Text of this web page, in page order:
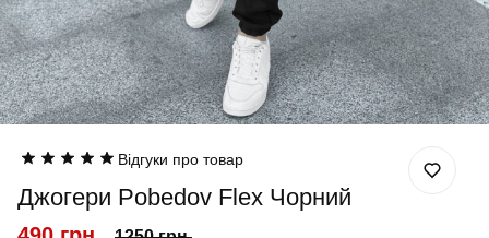
Відгуки про товар
Джогери Pobedov Flex Чорний